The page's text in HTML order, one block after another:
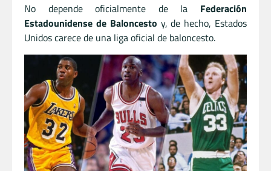
No depende oficialmente de la Federación
Estadounidense de Baloncesto y, de hecho, Estados
Unidos carece de una liga oficial de baloncesto.